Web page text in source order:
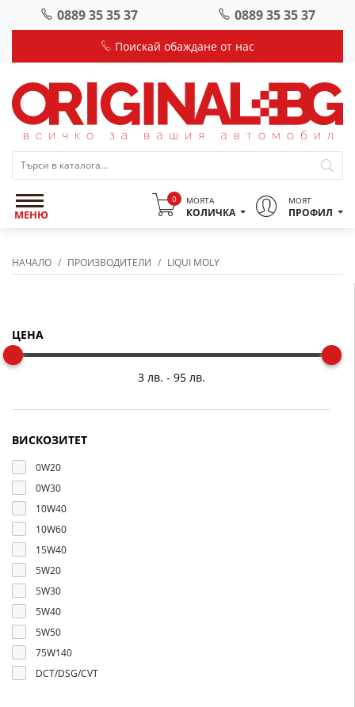
0889 35 35 37 0889 35 35 37
Поискай обаждане от нас
МЕНЮ
0 МОЯТА
КОЛИЧКА
МОЯТ
ПРОФИЛ
НАЧАЛО ПРОИЗВОДИТЕЛИ LIQUI MOLY
ЦЕНА
ВИСКОЗИТЕТ
0W20
0W30
10W40
10W60
15W40
5W20
5W30
5W40
5W50
75W140
DCT/DSG/CVT